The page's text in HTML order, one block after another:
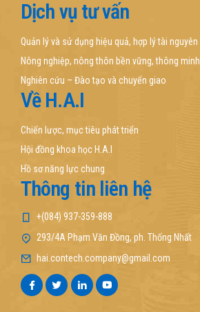
Dịch vụ tư vấn
Quản lý và sử dụng hiệu quả, hợp lý tài nguyên
Nông nghiệp, nông thôn bền vững, thông minh
Nghiên cứu – Đào tạo và chuyển giao
Về H.A.I
Chiến lược, mục tiêu phát triển
Hội đồng khoa học H.A.I
Hồ sơ năng lực chung
Thông tin liên hệ
+(084) 937-359-888
293/4A Phạm Văn Đồng, ph. Thống Nhất
hai.contech.company@gmail.com